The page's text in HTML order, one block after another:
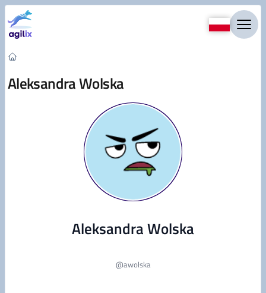
Przejdź do treści
Aleksandra Wolska
Aleksandra Wolska
@awolska